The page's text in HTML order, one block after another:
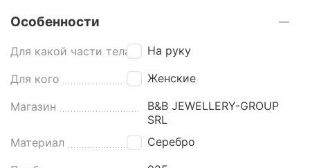
Особенности
Для какой части тела На руку
Для кого Женские
Магазин
B&B JEWELLERY-GROUP
SRL
Материал
Серебро